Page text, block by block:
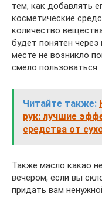
тем, как добавлять
косметические
количество
будет понятен через
месте не возникло
смело пользоваться.
Читайте также:
рук: лучшие
средства от
Также масло какао
вечером, если вы
придать вам